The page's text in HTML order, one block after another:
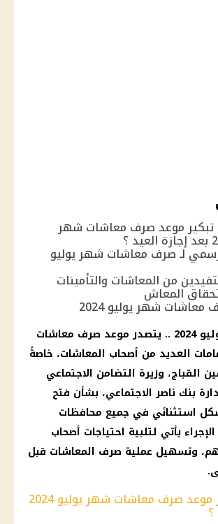
موعد صرف معاشات شهر
لـ صرف معاشات شهر يوليو
من المعاشات والتأمينات
المعاش
شهر يوليو 2024
معاشات شهر يوليو 2024 .. يتصدر موعد صرف معاشات
2024 اهتمامات العديد من أصحاب المعاشات، خاصةً
القباج، وزيرة التضامن الاجتماعي
بنك ناصر الاجتماعي، بشأن فتح
الـ102 بشكل استثنائي في جميع محافظات
يأتي لتلبية احتياجات أصحاب
وتسهيل عملية صرف المعاشات قبل
هل سيتم تبكير موعد صرف معاشات شهر يوليو 2024